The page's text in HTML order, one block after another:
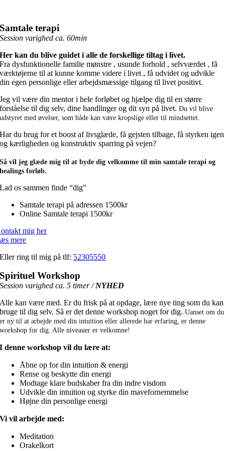
Samtale terapi
Session varighed ca. 60min
Her kan du blive guidet i alle de forskellige tiltag i livet.
Fra dysfunktionelle familie mønstre , usunde forhold , selvværdet , få
værktøjerne til at kunne komme videre i livet , få udvidet og udvikle
din egen personlige eller arbejdsmæssige tilgang til livet positivt.
Jeg vil være din mentor i hele forløbet og hjælpe dig til en større
forståelse til dig selv, dine handlinger og dit syn på livet.Du vil blive
udstyret med øvelser, som både kan være kropslige eller til mindsettet.
Har du brug for et boost af livsglæde, få gejsten tilbage, få styrken igen
og kærligheden og konstruktiv sparring på vejen?
Så vil jeg glæde mig til at byde dig velkomme til min samtale terapi og
healings forløb.
Lad os sammen finde “dig”
Samtale terapi på adressen 1500kr
Online Samtale terapi 1500kr
mig her
mere
Eller ring til mig på tlf: 52305550
Spirituel Workshop
Session varighed ca. 5 timer /NYHED
Alle kan være med. Er du frisk på at opdage, lære nye ting som du kan
bruge til dig selv. Så er det denne workshop noget for dig.Uanset om du
er ny til at arbejde med din intuition eller allerede har erfaring, er denne
workshop for dig. Alle niveauer er velkomne!
I denne workshop vil du lære at:
Åbne op for din intuition & energi
Rense og beskytte din energi
Modtage klare budskaber fra din indre visdom
Udvikle din intuition og styrke din mavefornemmelse
Højne din personlige energi
Vi vil arbejde med:
Meditation
Orakelkort